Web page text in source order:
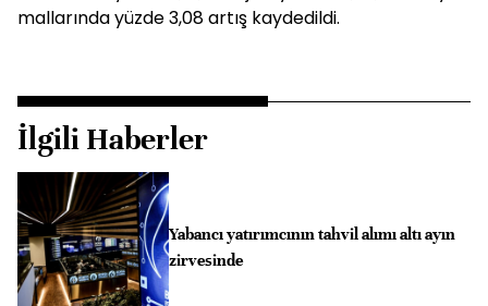
mallarında yüzde 3,08 artış kaydedildi.
İlgili Haberler
Yabancı yatırımcının tahvil alımı altı ayın
zirvesinde